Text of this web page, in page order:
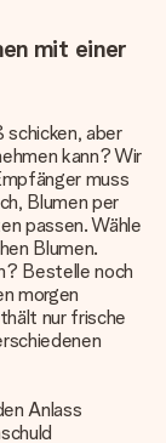
mit einer
aber
kann? Wir
muss
Blumen per
passen. Wähle
Blumen.
Bestelle noch
morgen
nur frische
Anlass